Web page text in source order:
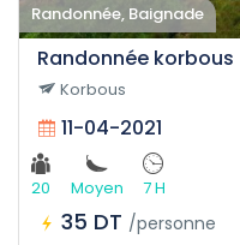
Randonnée, Baignade
Randonnée korbous
Korbous
11-04-2021
20 Moyen 7 H
35 DT /personne